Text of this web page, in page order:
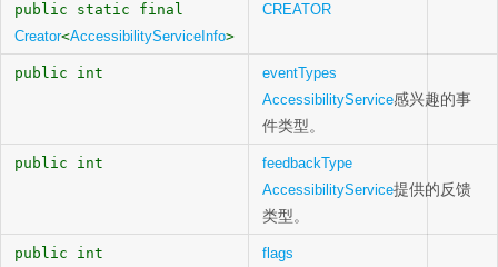
public static final
Creator<AccessibilityServiceInfo>
CREATOR
public int
eventTypes
AccessibilityService感兴趣的事
件类型。
public int
feedbackType
AccessibilityService提供的反馈
类型。
public int flags